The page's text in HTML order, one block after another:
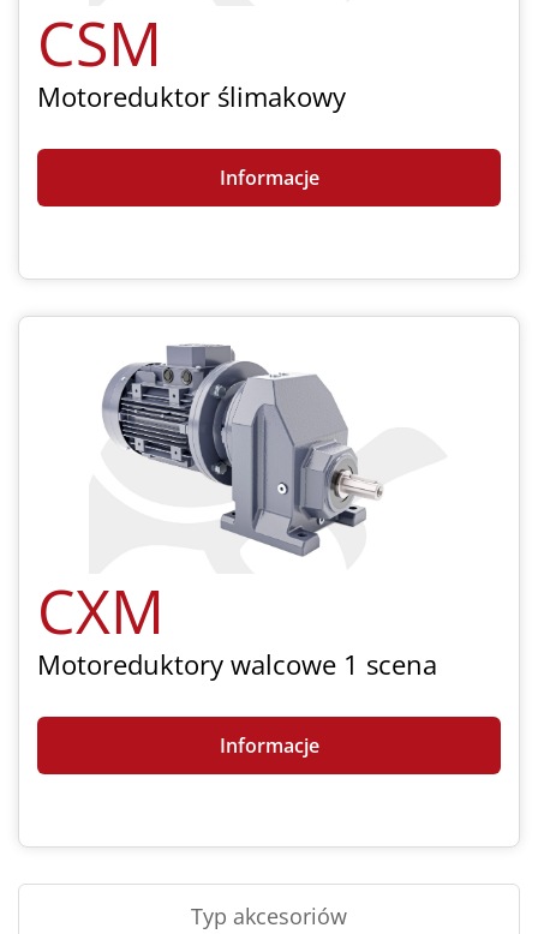
CSM
Motoreduktor ślimakowy
Informacje
CXM
Motoreduktory walcowe 1 scena
Informacje
Typ akcesoriów